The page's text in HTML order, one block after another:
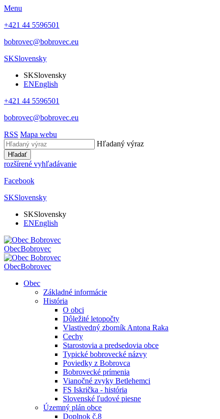
Menu
+421 44 5596501
bobrovec@bobrovec.eu
SKSlovensky
SKSlovensky
ENEnglish
+421 44 5596501
bobrovec@bobrovec.eu
RSS Mapa webu
Hľadaný výraz
Hľadať
rozšírené vyhľadávanie
Facebook
SKSlovensky
SKSlovensky
ENEnglish
ObecBobrovec
ObecBobrovec
Obec
Základné informácie
História
O obci
Dôležité letopočty
Vlastivedný zborník Antona Raka
Cechy
Starostovia a predsedovia obce
Typické bobrovecké názvy
Poviedky z Bobrovca
Bobrovecké prímenia
Vianočné zvyky Betlehemci
FS Iskrička - história
Slovenské ľudové piesne
Územný plán obce
Doplnok č.8